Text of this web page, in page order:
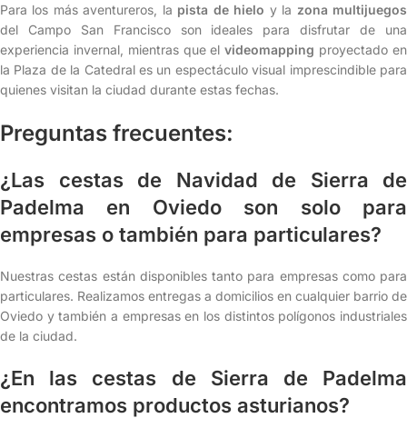
Para los más aventureros, la pista de hielo y la zona multijuegos
del Campo San Francisco son ideales para disfrutar de una
experiencia invernal, mientras que elvideomapping proyectado en
la Plaza de la Catedral es un espectáculo visual imprescindible para
quienes visitan la ciudad durante estas fechas.
Preguntas frecuentes:
¿Las cestas de Navidad de Sierra de
Padelma en Oviedo son solo para
empresas o también para particulares?
Nuestras cestas están disponibles tanto para empresas como para
particulares. Realizamos entregas a domicilios en cualquier barrio de
Oviedo y también a empresas en los distintos polígonos industriales
de la ciudad.
¿En las cestas de Sierra de Padelma
encontramos productos asturianos?